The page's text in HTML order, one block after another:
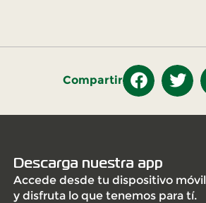
Compartir
Descarga nuestra app
Accede desde tu dispositivo móvil
y disfruta lo que tenemos para tí.